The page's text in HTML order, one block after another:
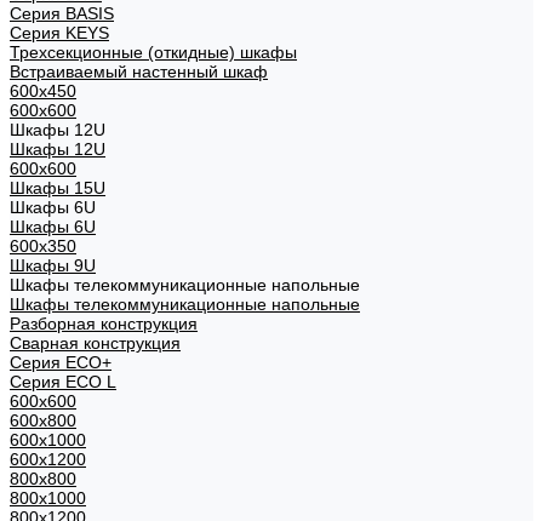
Cерия BASIS
Cерия KEYS
Трехсекционные (откидные) шкафы
Встраиваемый настенный шкаф
600x450
600x600
Шкафы 12U
Шкафы 12U
600x600
Шкафы 15U
Шкафы 6U
Шкафы 6U
600x350
Шкафы 9U
Шкафы телекоммуникационные напольные
Шкафы телекоммуникационные напольные
Разборная конструкция
Сварная конструкция
Серия ECO+
Серия ECO L
600x600
600x800
600х1000
600х1200
800x800
800х1000